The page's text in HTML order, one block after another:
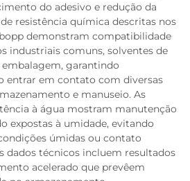
do adesivo e redução da
resistência química descritas nos
demonstram compatibilidade
industriais comuns, solventes de
garantindo
entrar em contato com diversas
e manuseio. As
à água mostram manutenção
expostas à umidade, evitando
úmidas ou contato
dados técnicos incluem resultados
acelerado que prevêem